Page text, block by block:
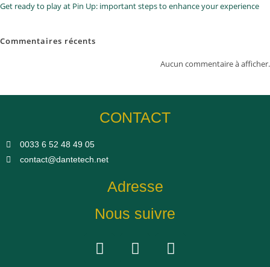
Get ready to play at Pin Up: important steps to enhance your experience
Commentaires récents
Aucun commentaire à afficher.
CONTACT
0033 6 52 48 49 05​
contact@dantetech.net
Adresse
Nous suivre